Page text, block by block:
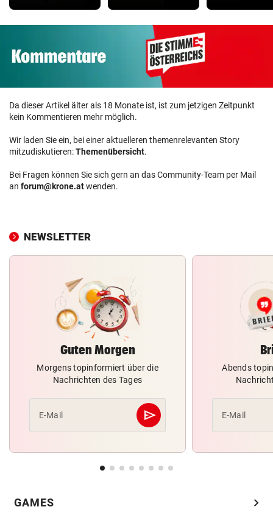
Da dieser Artikel älter als 18 Monate ist, ist zum jetzigen Zeitpunkt
kein Kommentieren mehr möglich.
Wir laden Sie ein, bei einer aktuelleren themenrelevanten Story
mitzudiskutieren:Themenübersicht.
Bei Fragen können Sie sich gern an das Community-Team per Mail
an forum@krone.atwenden.
NEWSLETTER
Guten Morgen
Morgens topinformiert über die
Nachrichten des Tages
E-Mail send
Abschicken
Abends
E-Mail
GAMES chevron_right